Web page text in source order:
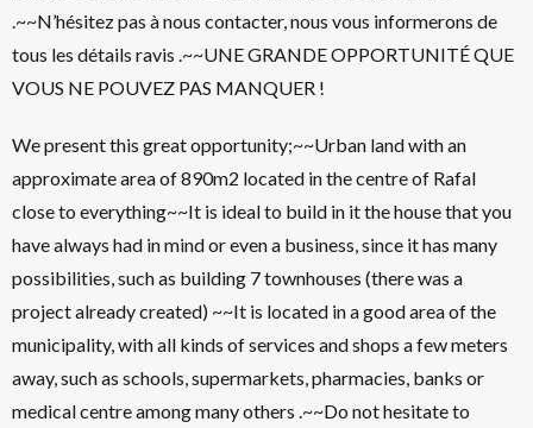
.~~N’hésitez pas à nous contacter, nous vous informerons de
tous les détails ravis .~~UNE GRANDE OPPORTUNITÉ QUE
VOUS NE POUVEZ PAS MANQUER !
We present this great opportunity;~~Urban land with an
approximate area of 890m2 located in the centre of Rafal
close to everything~~It is ideal to build in it the house that you
have always had in mind or even a business, since it has many
possibilities, such as building 7 townhouses (there was a
project already created) ~~It is located in a good area of the
municipality, with all kinds of services and shops a few meters
away, such as schools, supermarkets, pharmacies, banks or
medical centre among many others .~~Do not hesitate to